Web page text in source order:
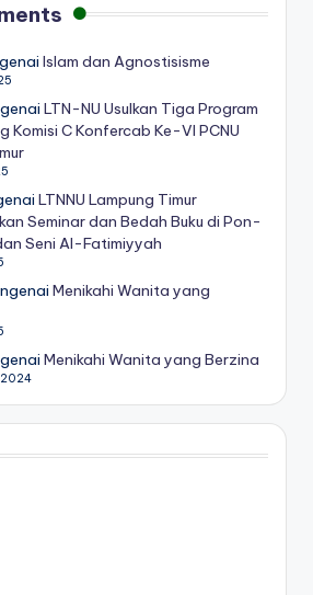
Islam dan Agnostisisme
LTN-NU Usulkan Tiga Program
Komisi C Konfercab Ke-VI PCNU
LTNNU Lampung Timur
Seminar dan Bedah Buku di Pon-
Seni Al-Fatimiyyah
Menikahi Wanita yang
Menikahi Wanita yang Berzina
2024